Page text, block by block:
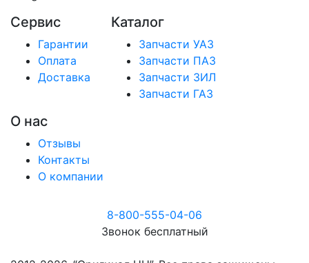
Сервис
Гарантии
Оплата
Доставка
Каталог
Запчасти УАЗ
Запчасти ПАЗ
Запчасти ЗИЛ
Запчасти ГАЗ
О нас
Отзывы
Контакты
О компании
8-800-555-04-06
Звонок бесплатный